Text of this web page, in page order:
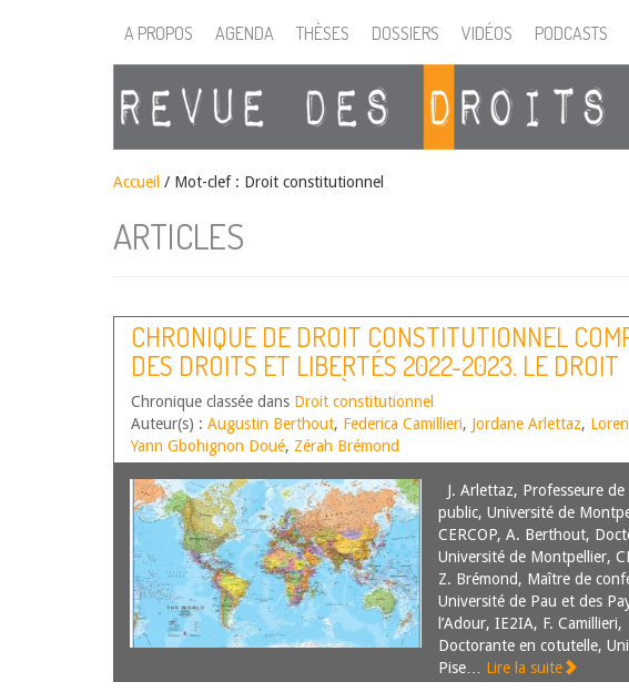
A PROPOS AGENDA THÈSES DOSSIERS VIDÉOS PODCASTS
Accueil / Mot-clef : Droit constitutionnel
ARTICLES
CHRONIQUE DE DROIT CONSTITUTIONNEL
DES DROITS ET LIBERTÉS 2022-2023. LE DROIT
CONSTITUTIONNEL À UN ENVIRONNEMENT SAIN
CHAMP DES POSSIBLES
Chronique classée dans Droit constitutionnel
Auteur(s) : Augustin Berthout, Federica Camillieri, Jordane Arlettaz,
Yann Gbohignon Doué, Zérah Brémond
J. Arlettaz, Professeure
public, Université de
CERCOP, A. Berthout,
Université de Montpellier,
Z. Brémond, Maître de
Université de Pau et des
l’Adour, IE2IA, F. Camillieri,
Doctorante en cotutelle,
Pise… Lire la suite